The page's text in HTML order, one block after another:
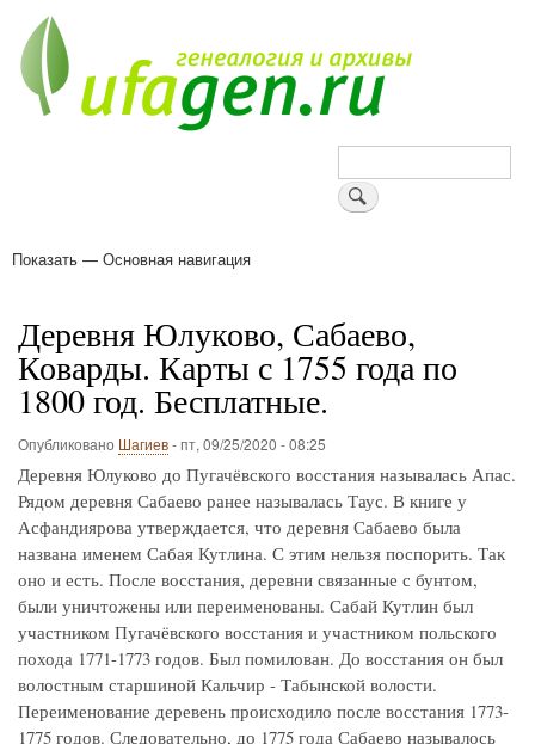
основному
содержанию
Поиск
Основная
Показать — Основная навигация
Деревня Юлуково, Сабаево,
Коварды. Карты с 1755 года по
1800 год. Бесплатные.
Опубликовано Шагиев-пт, 09/25/2020 - 08:25
Деревня Юлуково до Пугачёвского восстания называлась Апас.
Рядом деревня Сабаево ранее называлась Таус. В книге у
Асфандиярова утверждается, что деревня Сабаево была
названа именем Сабая Кутлина. С этим нельзя поспорить. Так
оно и есть. После восстания, деревни связанные с бунтом,
были уничтожены или переименованы. Сабай Кутлин был
участником Пугачёвского восстания и участником польского
похода 1771-1773 годов. Был помилован. До восстания он был
волостным старшиной Кальчир - Табынской волости.
Переименование деревень происходило после восстания 1773-
1775 годов. Следовательно, до 1775 года Сабаево называлось